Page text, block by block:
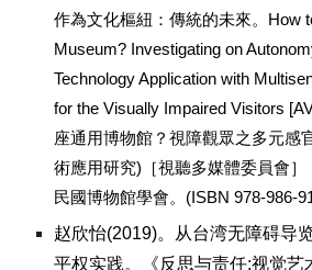
作為文化樞紐：傳統的未來。How
Museum? Investigating on
Technology Application with
for the Visually Impaired Visitors
座通用博物館？視障觀眾之多元感
術應用研究)［視聽多媒體委員會
民國博物館學會。(ISBN 978-986-
赵欣怡(2019)。从台湾无障碍导
平权实践。《反思与责任:视觉艺